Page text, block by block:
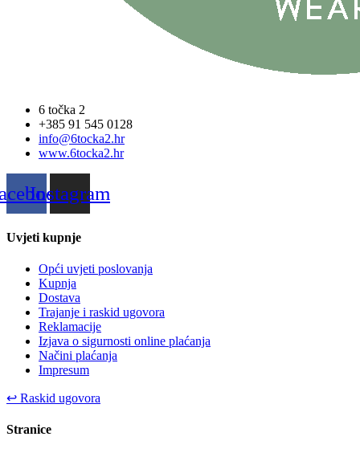
6 točka 2
+385 91 545 0128
info@6tocka2.hr
www.6tocka2.hr
Instagram
Uvjeti kupnje
Opći uvjeti poslovanja
Kupnja
Dostava
Trajanje i raskid ugovora
Reklamacije
Izjava o sigurnosti online plaćanja
Načini plaćanja
Impresum
↩ Raskid ugovora
Stranice